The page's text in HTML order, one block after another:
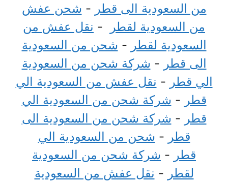
من السعودية الى قطر - شحن عفش
من السعودية لقطر
- نقل عفش من
السعودية لقطر - شحن من السعودية
الى قطر - شركة شحن من السعودية
الي قطر - نقل عفش من السعودية الي
قطر - شركة شحن من السعودية الي
قطر - شركة شحن من السعودية الى
قطر - شحن من السعودية الي
قطر - شركة شحن من السعودية
لقطر - نقل عفش من السعودية